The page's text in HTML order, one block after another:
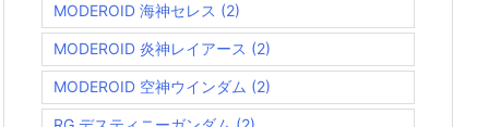
MODEROID 海神セレス (2)
MODEROID 炎神レイアース (2)
MODEROID 空神ウインダム (2)